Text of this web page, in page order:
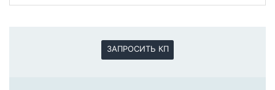
ЗАПРОСИТЬ КП